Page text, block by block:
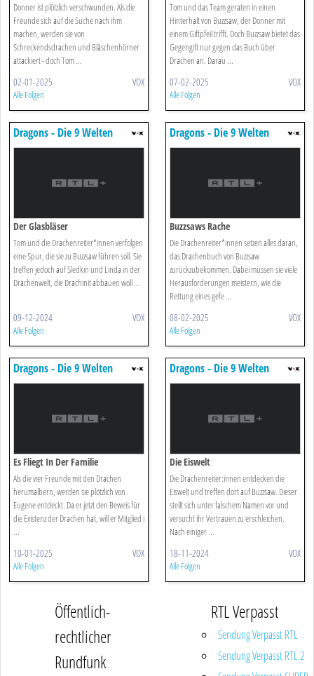
Donner ist plötzlich verschwunden. Als die
Freunde sich auf die Suche nach ihm
machen, werden sie von
Schreckendsdrachen und Bläschenhörner
attackiert - doch Tom ...
02-01-2025 VOX
Alle Folgen
Tom und das Team geraten in einen
Hinterhalt von Buzzsaw, der Donner mit
einem Giftpfeil trifft. Doch Buzzsaw bietet das
Gegengift nur gegen das Buch über
Drachen an. Darau ...
07-02-2025 VOX
Alle Folgen
Dragons - Die 9 Welten
Der Glasbläser
Tom und die Drachenreiter*innen verfolgen
eine Spur, die sie zu Buzzsaw führen soll. Sie
treffen jedoch auf Sledkin und Linda in der
Drachenwelt, die Drachinit abbauen woll ...
09-12-2024 VOX
Alle Folgen
Dragons - Die 9 Welten
Buzzsaws Rache
Die Drachenreiter*innen setzen alles daran,
das Drachenbuch von Buzzsaw
zurückzubekommen. Dabei müssen sie viele
Herausforderungen meistern, wie die
Rettung eines gefe ...
08-02-2025 VOX
Alle Folgen
Dragons - Die 9 Welten
Es Fliegt In Der Familie
Als die vier Freunde mit den Drachen
herumalbern, werden sie plötzlich von
Eugene entdeckt. Da er jetzt den Beweis für
die Existenz der Drachen hat, will er Mitglied i
...
10-01-2025 VOX
Alle Folgen
Dragons - Die 9 Welten
Die Eiswelt
Die Drachenreiter:innen entdecken die
Eiswelt und treffen dort auf Buzzsaw. Dieser
stellt sich unter falschem Namen vor und
versucht ihr Vertrauen zu erschleichen.
Nach einiger ...
18-11-2024 VOX
Alle Folgen
Öffentlich-
rechtlicher
Rundfunk
RTL Verpasst
Sendung Verpasst RTL
Sendung Verpasst RTL 2